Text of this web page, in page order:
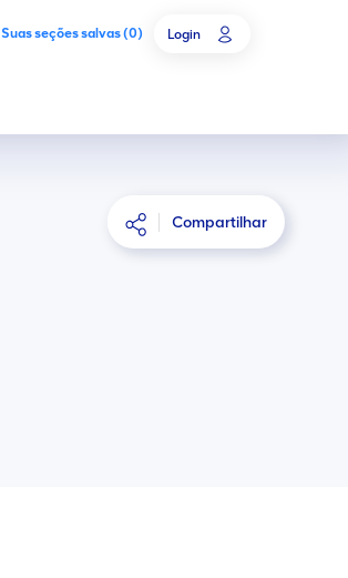
Suas seções salvas(0) Login
PLANEJAR
Compartilhar